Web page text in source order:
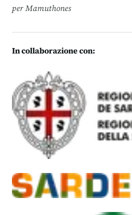
per Mamuthones
In collaborazione con: